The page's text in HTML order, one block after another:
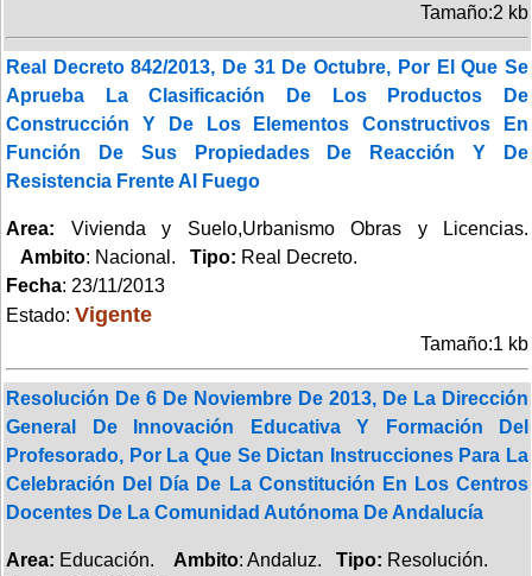
Tamaño:2 kb
Real Decreto 842/2013, De 31 De Octubre, Por El Que Se
Aprueba La Clasificación De Los Productos De
Construcción Y De Los Elementos Constructivos En
Función De Sus Propiedades De Reacción Y De
Resistencia Frente Al Fuego
Area: Vivienda y Suelo,Urbanismo Obras y Licencias.
Ambito: Nacional. Tipo: Real Decreto.
Fecha: 23/11/2013
Estado: Vigente
Tamaño:1 kb
Resolución De 6 De Noviembre De 2013, De La Dirección
General De Innovación Educativa Y Formación Del
Profesorado, Por La Que Se Dictan Instrucciones Para La
Celebración Del Día De La Constitución En Los Centros
Docentes De La Comunidad Autónoma De Andalucía
Area: Educación. Ambito: Andaluz. Tipo: Resolución.